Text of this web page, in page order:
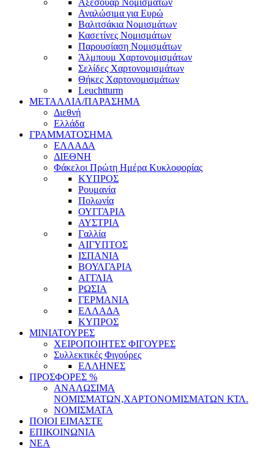
Αξεσουάρ Νομισμάτων
Αναλώσιμα για Ευρώ
Βαλιτσάκια Νομισμάτων
Κασετίνες Νομισμάτων
Παρουσίαση Νομισμάτων
Άλμπουμ Χαρτονομισμάτων
Σελίδες Χαρτονομισμάτων
Θήκες Χαρτονομισμάτων
Leuchtturm
ΜΕΤΑΛΛΙΑ/ΠΑΡΑΣΗΜΑ
Διεθνή
Ελλάδα
ΓΡΑΜΜΑΤΟΣΗΜΑ
ΕΛΛΑΔΑ
ΔΙΕΘΝΗ
Φάκελοι Πρώτη Ημέρα Κυκλοφορίας
ΚΥΠΡΟΣ
Ρουμανία
Πολωνία
ΟΥΓΓΑΡΙΑ
ΑΥΣΤΡΙΑ
Γαλλία
ΑΙΓΥΠΤΟΣ
ΙΣΠΑΝΙΑ
ΒΟΥΛΓΑΡΙΑ
ΑΓΓΛΙΑ
ΡΩΣΙΑ
ΓΕΡΜΑΝΙΑ
ΕΛΛΑΔΑ
ΚΥΠΡΟΣ
ΜΙΝΙΑΤΟΥΡΕΣ
ΧΕΙΡΟΠΟΙΗΤΕΣ ΦΙΓΟΥΡΕΣ
Συλλεκτικές Φιγούρες
ΕΛΛΗΝΕΣ
ΠΡΟΣΦΟΡΕΣ %
ΑΝΑΛΩΣΙΜΑ
ΝΟΜΙΣΜΑΤΩΝ,ΧΑΡΤΟΝΟΜΙΣΜΑΤΩΝ ΚΤΛ.
ΝΟΜΙΣΜΑΤΑ
ΠΟΙΟΙ ΕΙΜΑΣΤΕ
ΕΠΙΚΟΙΝΩΝΙΑ
ΝΕΑ